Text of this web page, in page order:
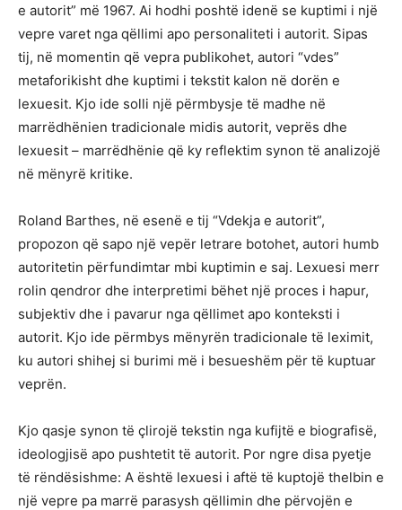
e autorit” më 1967. Ai hodhi poshtë idenë se kuptimi i një
vepre varet nga qëllimi apo personaliteti i autorit. Sipas
tij, në momentin që vepra publikohet, autori “vdes”
metaforikisht dhe kuptimi i tekstit kalon në dorën e
lexuesit. Kjo ide solli një përmbysje të madhe në
marrëdhënien tradicionale midis autorit, veprës dhe
lexuesit – marrëdhënie që ky reflektim synon të analizojë
në mënyrë kritike.
Roland Barthes, në esenë e tij “Vdekja e autorit”,
propozon që sapo një vepër letrare botohet, autori humb
autoritetin përfundimtar mbi kuptimin e saj. Lexuesi merr
rolin qendror dhe interpretimi bëhet një proces i hapur,
subjektiv dhe i pavarur nga qëllimet apo konteksti i
autorit. Kjo ide përmbys mënyrën tradicionale të leximit,
ku autori shihej si burimi më i besueshëm për të kuptuar
veprën.
Kjo qasje synon të çlirojë tekstin nga kufijtë e biografisë,
ideologjisë apo pushtetit të autorit. Por ngre disa pyetje
të rëndësishme: A është lexuesi i aftë të kuptojë thelbin e
një vepre pa marrë parasysh qëllimin dhe përvojën e